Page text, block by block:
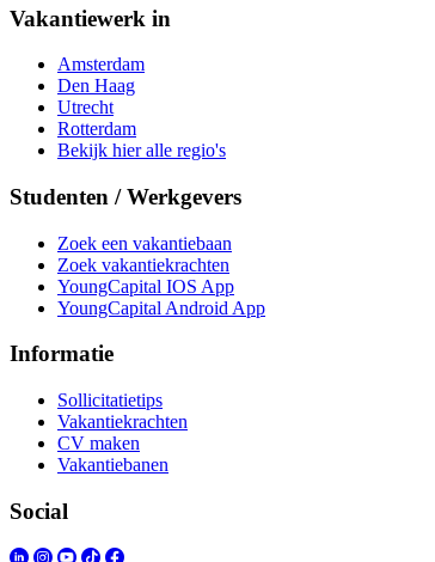
Vakantiewerk in
Amsterdam
Den Haag
Utrecht
Rotterdam
Bekijk hier alle regio's
Studenten / Werkgevers
Zoek een vakantiebaan
Zoek vakantiekrachten
YoungCapital IOS App
YoungCapital Android App
Informatie
Sollicitatietips
Vakantiekrachten
CV maken
Vakantiebanen
Social